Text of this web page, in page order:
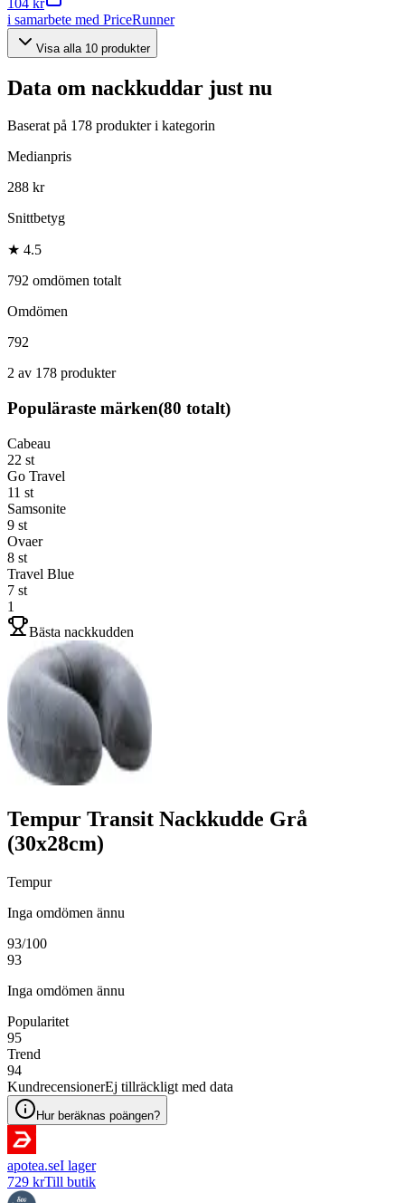
i samarbete med PriceRunner
Visa alla 10 produkter
Data om nackkuddar just nu
Baserat på 178 produkter i kategorin
Medianpris
288 kr
Snittbetyg
★ 4.5
792 omdömen totalt
Omdömen
792
2 av 178 produkter
Populäraste märken(80 totalt)
Cabeau
22 st
Go Travel
11 st
Samsonite
9 st
Ovaer
8 st
Travel Blue
7 st
1
Bästa nackkudden
Tempur Transit Nackkudde Grå
(30x28cm)
Tempur
Inga omdömen ännu
93/100
93
Inga omdömen ännu
Popularitet
95
Trend
94
KundrecensionerEj tillräckligt med data
Hur beräknas poängen?
apotea.seI lager
729 krTill butik